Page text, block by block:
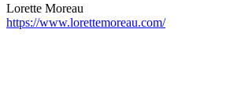
Lorette Moreau
https://www.lorettemoreau.com/